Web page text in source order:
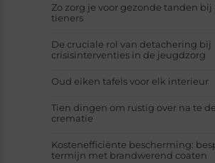
Zo zorg je voor gezonde tanden
tieners
De cruciale rol van detachering bij
crisisinterventies in de jeugdzorg
Oud eiken tafels voor elk interieur
Tien dingen om rustig over na te
crematie
Kostenefficiënte bescherming:
termijn met brandwerend coaten